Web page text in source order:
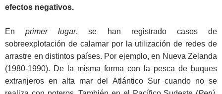
efectos negativos.
Enprimer lugar, se han registrado casos de
sobreexplotación de calamar por la utilización de redes de
arrastre en distintos países. Por ejemplo, en Nueva Zelanda
(1980-1990). De la misma forma con la pesca de buques
extranjeros en alta mar del Atlántico Sur cuando no se